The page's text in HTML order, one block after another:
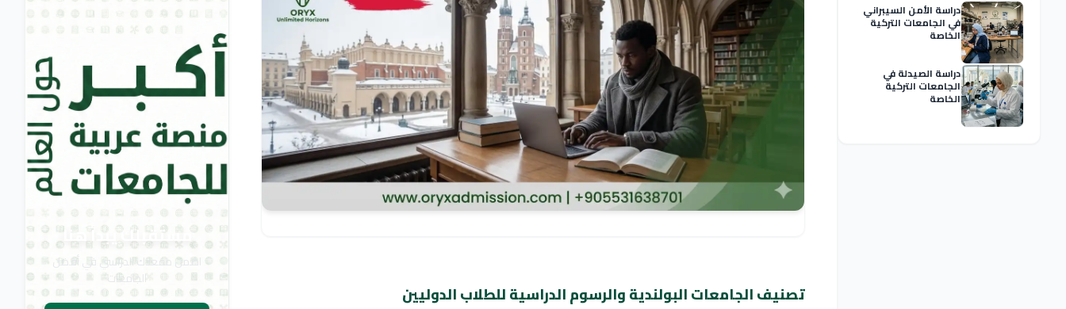
دراسة الأمن السيبراني
في الجامعات التركية
الخاصة
دراسة الصيدلة في
الجامعات التركية
الخاصة
تصنيف الجامعات البولندية والرسوم الدراسية للطلاب الدوليين
مستقبلك يبدأ هنا
اضمن مقعدك الدراسي في أفضل
الجامعات